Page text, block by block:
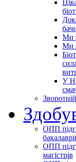
Ми
Ми
У
ОПП
ОПП
магістрів